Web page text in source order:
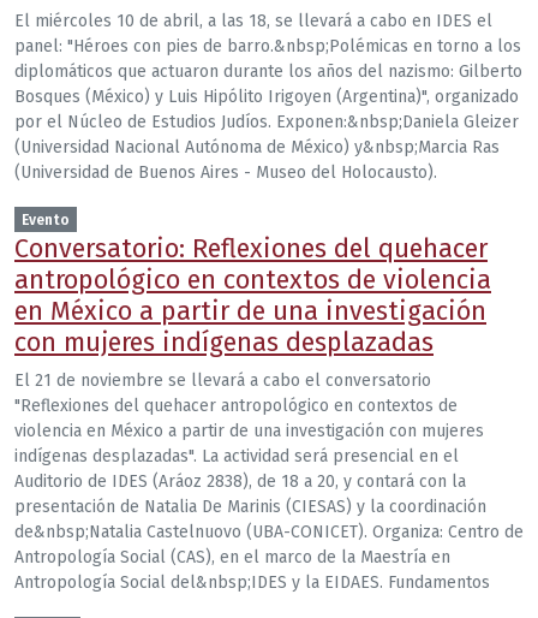
El miércoles 10 de abril, a las 18, se llevará a cabo en IDES el
panel: "Héroes con pies de barro.&nbsp;Polémicas en torno a los
diplomáticos que actuaron durante los años del nazismo: Gilberto
Bosques (México) y Luis Hipólito Irigoyen (Argentina)", organizado
por el Núcleo de Estudios Judíos. Exponen:&nbsp;Daniela Gleizer
(Universidad Nacional Autónoma de México) y&nbsp;Marcia Ras
(Universidad de Buenos Aires - Museo del Holocausto).
Evento
Conversatorio: Reflexiones del quehacer
antropológico en contextos de violencia
en México a partir de una investigación
con mujeres indígenas desplazadas
El 21 de noviembre se llevará a cabo el conversatorio
"Reflexiones del quehacer antropológico en contextos de
violencia en México a partir de una investigación con mujeres
indígenas desplazadas". La actividad será presencial en el
Auditorio de IDES (Aráoz 2838), de 18 a 20, y contará con la
presentación de Natalia De Marinis (CIESAS) y la coordinación
de&nbsp;Natalia Castelnuovo (UBA-CONICET). Organiza: Centro de
Antropología Social (CAS), en el marco de la Maestría en
Antropología Social del&nbsp;IDES y la EIDAES. Fundamentos